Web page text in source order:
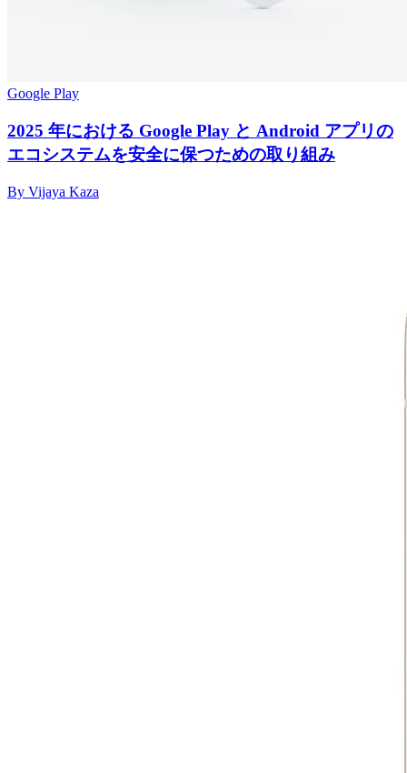
Google Play
2025 年における Google Play と Android アプリの
エコシステムを安全に保つための取り組み
By Vijaya Kaza